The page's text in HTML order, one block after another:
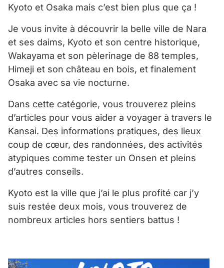
Kyoto et Osaka mais c’est bien plus que ça !
Je vous invite à découvrir la belle ville de Nara
et ses daims, Kyoto et son centre historique,
Wakayama et son pèlerinage de 88 temples,
Himeji et son château en bois, et finalement
Osaka avec sa vie nocturne.
Dans cette catégorie, vous trouverez pleins
d’articles pour vous aider a voyager à travers le
Kansai. Des informations pratiques, des lieux
coup de cœur, des randonnées, des activités
atypiques comme tester un Onsen et pleins
d’autres conseils.
Kyoto est la ville que j’ai le plus profité car j’y
suis restée deux mois, vous trouverez de
nombreux articles hors sentiers battus !